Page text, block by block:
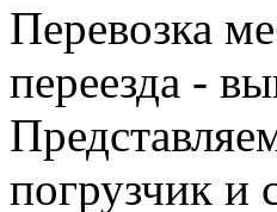
Перевозка
переезда -
погрузчик и